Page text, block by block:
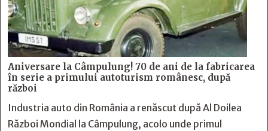
Aniversare la Câmpulung! 70 de ani de la fabricarea
în serie a primului autoturism românesc, după
război
Industria auto din România a renăscut după Al Doilea
Război Mondial la Câmpulung, acolo unde primul